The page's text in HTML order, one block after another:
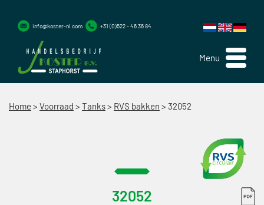
Menu
info@koster-nl.com +31 (0)522 - 46 36 84
Home > Voorraad > Tanks> RVS bakken > 32052
32052